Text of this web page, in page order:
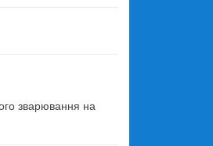
зварювання на